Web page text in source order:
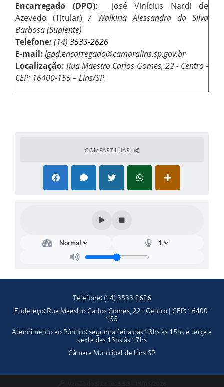
Arquivos para Download
Galeria de Vídeos
Projetos
Planejamento
Telefones Úteis
Encarregado (DPO):
José Vinícius Nardi de
Azevedo (Titular) / Walkiria Alessandra da Silva
Barbosa (Suplente)
Telefone:(14) 3533-2626
E-mail: lgpd.encarregado@camaralins.sp.gov.br
Localização: Rua Maestro Carlos Gomes, 22 - Centro -
CEP: 16400-155 – Lins/SP.
COMPARTILHAR
Telefone: (14) 3533-2626
Endereço: Rua Maestro Carlos Gomes, 22 - Centro | CEP: 16400-
155
Atendimento ao Público: segunda-feira das 13hs às 15hs e terça a
sexta das 13hs às 17hs
Câmara Municipal de Lins-SP